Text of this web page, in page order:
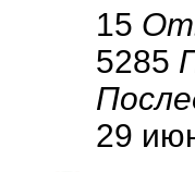
15
5285
29